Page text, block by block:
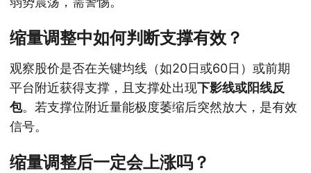
缩量调整中如何判断支撑有效？
观察股价是否在关键均线（如20日或60日）或前期
平台附近获得支撑，且支撑处出现下影线或阳线反
包。若支撑位附近量能极度萎缩后突然放大，是有效
信号。
缩量调整后一定会上涨吗？